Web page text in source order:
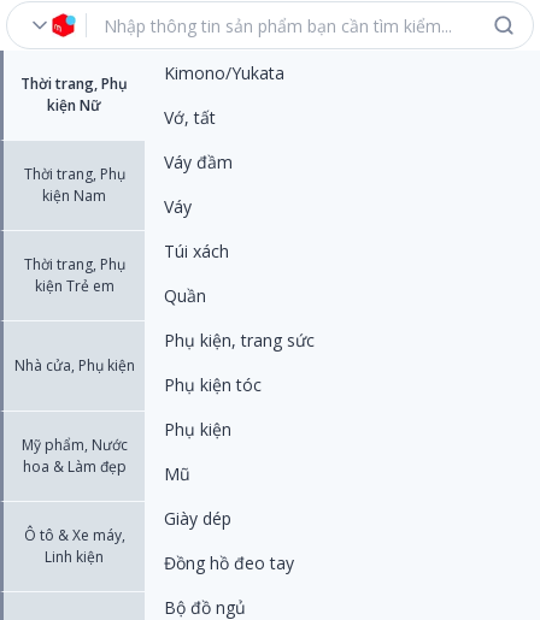
Thời trang, Phụ
kiện Nữ
Thời trang, Phụ
kiện Nam
Thời trang, Phụ
kiện Trẻ em
Nhà cửa, Phụ kiện
Mỹ phẩm, Nước
hoa & Làm đẹp
Ô tô & Xe máy,
Linh kiện
Kimono/Yukata
Vớ, tất
Váy đầm
Váy
Túi xách
Quần
Phụ kiện, trang sức
Phụ kiện tóc
Phụ kiện
Mũ
Giày dép
Đồng hồ đeo tay
Bộ đồ ngủ